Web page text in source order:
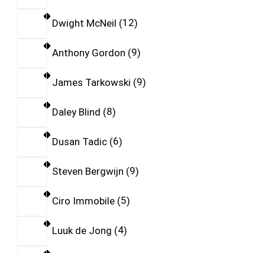
Dwight McNeil 12
Anthony Gordon 9
James Tarkowski 9
Daley Blind 8
Dusan Tadic 6
Steven Bergwijn 9
Ciro Immobile 5
Luuk de Jong 4